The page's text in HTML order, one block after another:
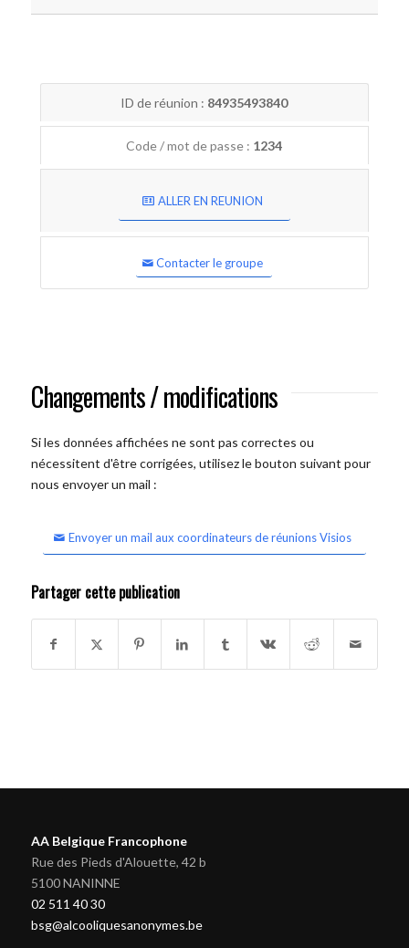
ID de réunion : 84935493840
Code / mot de passe : 1234
ALLER EN REUNION
Contacter le groupe
Changements / modifications
Si les données affichées ne sont pas correctes ou
nécessitent d'être corrigées, utilisez le bouton suivant pour
nous envoyer un mail :
Envoyer un mail aux coordinateurs de réunions Visios
Partager cette publication
AA Belgique Francophone
Rue des Pieds d'Alouette, 42 b
5100 NANINNE
02 511 40 30
bsg@alcooliquesanonymes.be